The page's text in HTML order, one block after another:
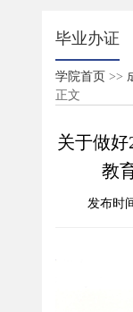
毕业办证
学院首页 >>
正文
关于做
教
发布时